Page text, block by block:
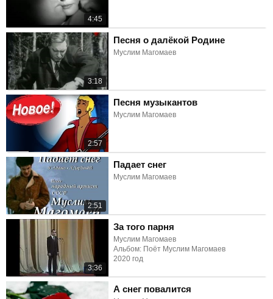
4:45
3:18
Песня о далёкой Родине
Муслим Магомаев
2:57
Песня музыкантов
Муслим Магомаев
2:51
Падает снег
Муслим Магомаев
3:36
За того парня
Муслим Магомаев
Альбом: Поёт Муслим Магомаев
2020 год
А снег повалится